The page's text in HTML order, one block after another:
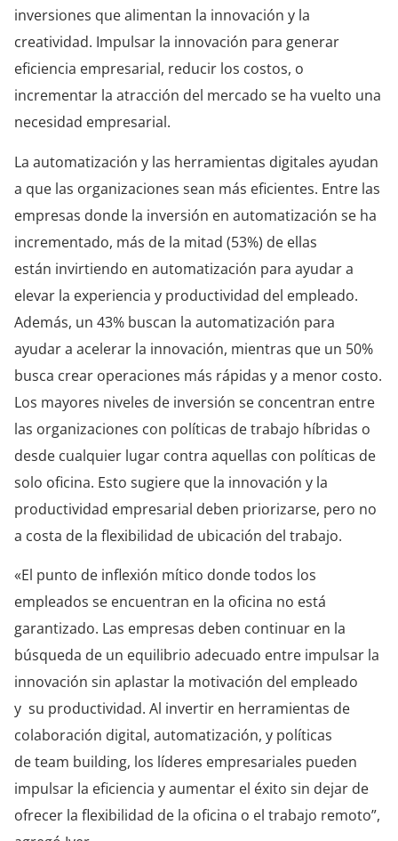
inversiones que alimentan la innovación y la
creatividad. Impulsar la innovación para generar
eficiencia empresarial, reducir los costos, o
incrementar la atracción del mercado se ha vuelto una
necesidad empresarial.
La automatización y las herramientas digitales ayudan
a que las organizaciones sean más eficientes. Entre las
empresas donde la inversión en automatización se ha
incrementado, más de la mitad (53%) de ellas
están invirtiendo en automatización para ayudar a
elevar la experiencia y productividad del empleado.
Además, un 43% buscan la automatización para
ayudar a acelerar la innovación, mientras que un 50%
busca crear operaciones más rápidas y a menor costo.
Los mayores niveles de inversión se concentran entre
las organizaciones con políticas de trabajo híbridas o
desde cualquier lugar contra aquellas con políticas de
solo oficina. Esto sugiere que la innovación y la
productividad empresarial deben priorizarse, pero no
a costa de la flexibilidad de ubicación del trabajo.
«El punto de inflexión mítico donde todos los
empleados se encuentran en la oficina no está
garantizado. Las empresas deben continuar en la
búsqueda de un equilibrio adecuado entre impulsar la
innovación sin aplastar la motivación del empleado
y su productividad. Al invertir en herramientas de
colaboración digital, automatización, y políticas
deteam building, los líderes empresariales pueden
impulsar la eficiencia y aumentar el éxito sin dejar de
ofrecer la flexibilidad de la oficina o el trabajo remoto”,